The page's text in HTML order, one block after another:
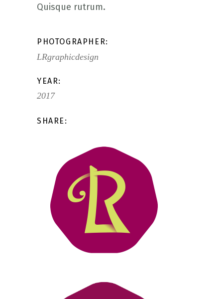
Quisque rutrum.
PHOTOGRAPHER:
LRgraphicdesign
YEAR:
2017
SHARE: